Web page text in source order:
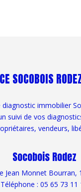
SOCOBOIS
immobilier
suivi de vos
vendeurs,
Socobois Rodez
Jean Monnet Bourran,
Téléphone : 05 65 73 11